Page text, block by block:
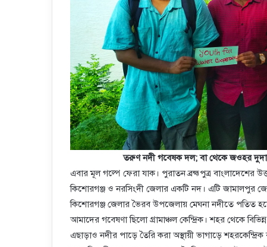
তরুণ নদী গবেষক দল; বা থেকে জওহর
এবার মূল গল্পে ফেরা যাক। পুরাতন ব্রহ্মপুত্র বাংলাদেশের
কিশোরগঞ্জ ও নরসিংদী জেলার একটি নদ। এটি জামালপুর
কিশোরগঞ্জ জেলার ভৈরব উপজেলায় মেঘনা নদীতে পতিত
আমাদের গবেষণা ছিলো গ্রামাঞ্চল কেন্দ্রিক। শহর থেকে
এছাড়াও নদীর পাড়ে তৈরি করা অস্থায়ী ভাগাড়ে